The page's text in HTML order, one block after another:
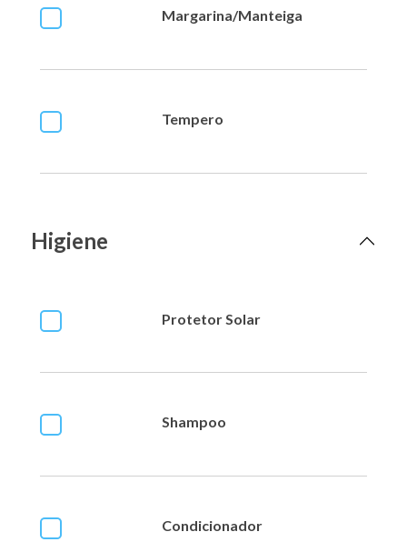
Margarina/Manteiga
Tempero
Higiene
Protetor Solar
Shampoo
Condicionador